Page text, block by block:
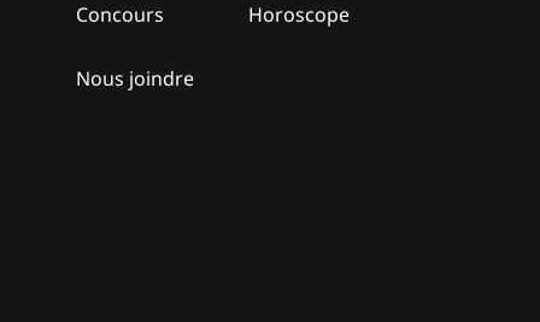
Concours Horoscope
Nous joindre